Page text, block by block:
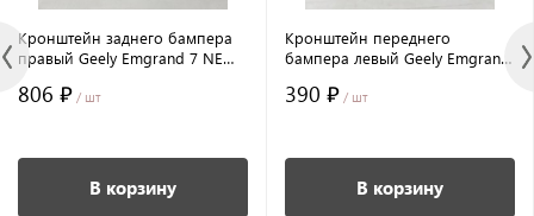
Кронштейн заднего бампера
правый Geely Emgrand 7 NEW
806 ₽ / шт
В корзину
Кронштейн переднего
бампера левый Geely Emgrand
390 ₽ / шт
В корзину